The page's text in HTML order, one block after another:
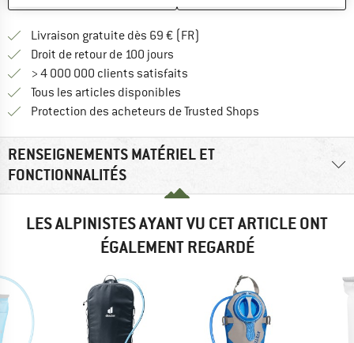
Livraison gratuite dès 69 € (FR)
Droit de retour de 100 jours
> 4 000 000 clients satisfaits
Tous les articles disponibles
Protection des acheteurs de Trusted Shops
RENSEIGNEMENTS MATÉRIEL ET
FONCTIONNALITÉS
LES ALPINISTES AYANT VU CET ARTICLE ONT
ÉGALEMENT REGARDÉ